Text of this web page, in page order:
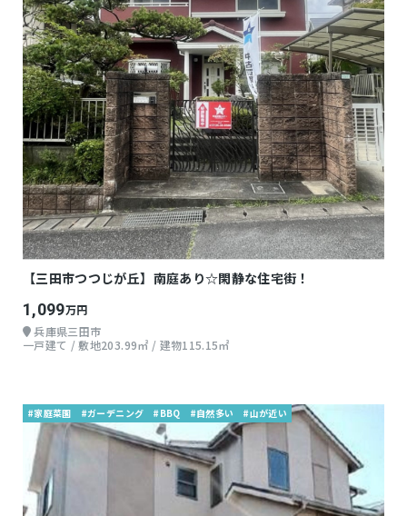
【三田市つつじが丘】南庭あり☆閑静な住宅街！
1,099万円
兵庫県三田市
一戸建て / 敷地203.99㎡ / 建物115.15㎡
#家庭菜園 #ガーデニング #BBQ #自然多い #山が近い